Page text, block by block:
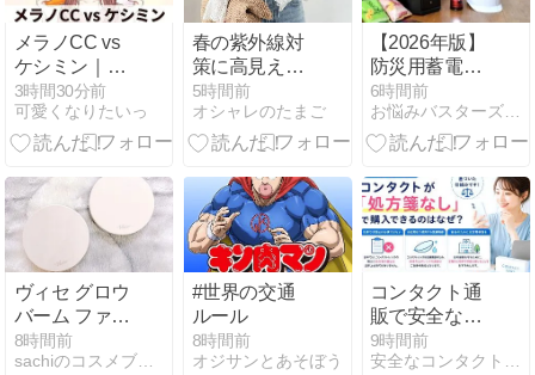
メラノCC vs
ケシミン｜プ
チプラ美白
（ビタミン
C）対決 成分
っち？
3時間30分前
可愛くなりたいっ
春の紫外線対
策に高見えレ
ースチュニッ
ク【lstp212-
354】
5時間前
オシャレのたまご
【2026年版】
防災用蓄電池
（ポータブル
電源）の選び
方｜停電時に
出力と比較
6時間前
お悩みバスターズ - あなたのお悩みや疑問を今すぐ解決！
ヴィセ グロウ
バーム ファン
デーション
(パクトタイ
8時間前
sachiのコスメブログ
#世界の交通
ルール
8時間前
オジサンとあそぼう
コンタクト通
販で安全なサ
イトを見分け
る10項目｜失
9時間前
安全なコンタクト通販おすすめ3選！安全なサイトの見分け方♪